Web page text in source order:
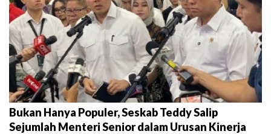
Bukan Hanya Populer, Seskab Teddy Salip
Sejumlah Menteri Senior dalam Urusan Kinerja